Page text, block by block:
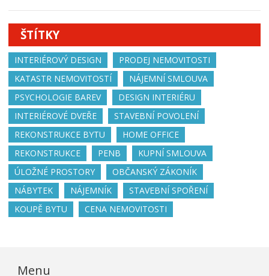
ŠTÍTKY
INTERIÉROVÝ DESIGN
PRODEJ NEMOVITOSTI
KATASTR NEMOVITOSTÍ
NÁJEMNÍ SMLOUVA
PSYCHOLOGIE BAREV
DESIGN INTERIÉRU
INTERIÉROVÉ DVEŘE
STAVEBNÍ POVOLENÍ
REKONSTRUKCE BYTU
HOME OFFICE
REKONSTRUKCE
PENB
KUPNÍ SMLOUVA
ÚLOŽNÉ PROSTORY
OBČANSKÝ ZÁKONÍK
NÁBYTEK
NÁJEMNÍK
STAVEBNÍ SPOŘENÍ
KOUPĚ BYTU
CENA NEMOVITOSTI
Menu